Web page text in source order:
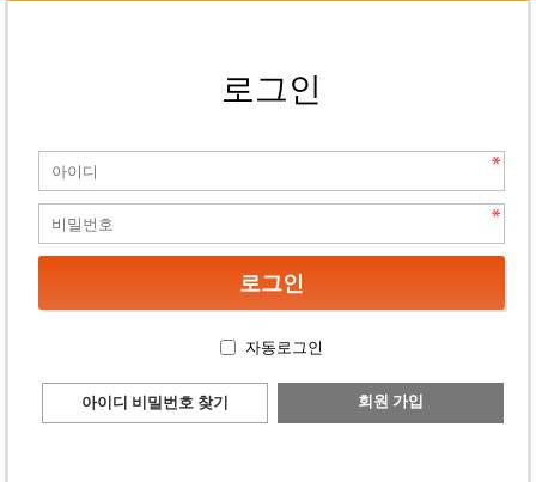
로그인
자동로그인
아이디 비밀번호 찾기 회원 가입